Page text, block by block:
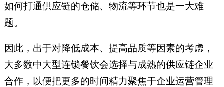
如何打通供应链的仓储、物流等环节也是一大难
题。
因此，出于对降低成本、提高品质等因素的考虑，
大多数中大型连锁餐饮会选择与成熟的供应链企业
合作，以便把更多的时间精力聚焦于企业运营管理